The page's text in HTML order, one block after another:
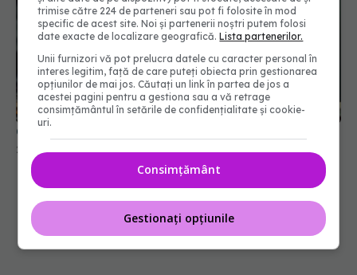
Care este diferența dintre burnout și depresie?
27 feb 2025, 13:20
trimise către 224 de parteneri sau pot fi folosite în mod
specific de acest site. Noi și partenerii noștri putem folosi
date exacte de localizare geografică.Lista partenerilor.
Unii furnizori vă pot prelucra datele cu caracter personal în
interes legitim, față de care puteți obiecta prin gestionarea
opțiunilor de mai jos. Căutați un link în partea de jos a
acestei pagini pentru a gestiona sau a vă retrage
consimțământul în setările de confidențialitate și cookie-
uri.
Consimțământ
Gestionați opțiunile